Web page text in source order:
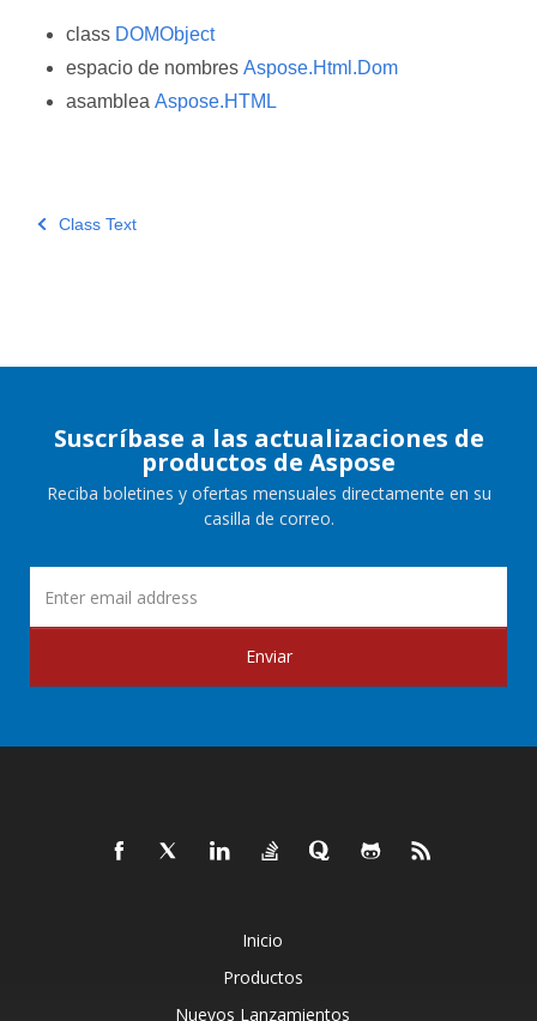
class DOMObject
espacio de nombres Aspose.Html.Dom
asamblea Aspose.HTML
Class Text
Suscríbase a las actualizaciones de
productos de Aspose
Reciba boletines y ofertas mensuales directamente en su
casilla de correo.
Enviar
Inicio
Productos
Nuevos Lanzamientos